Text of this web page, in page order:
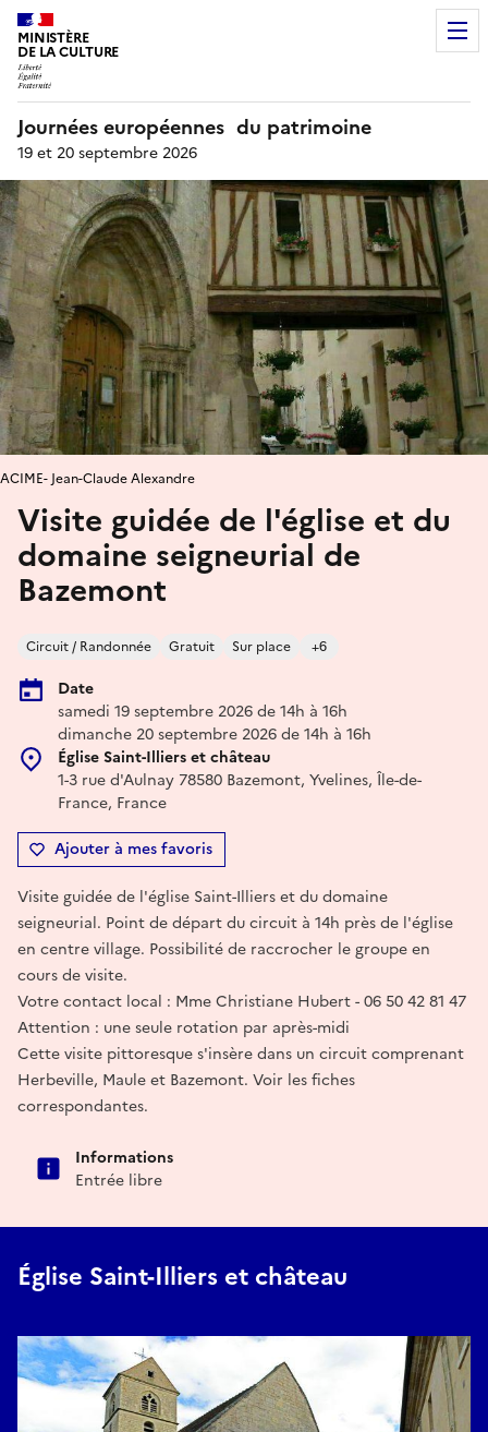
MINISTÈRE
DE LA CULTURE
Journées européennes du patrimoine
19 et 20 septembre 2026
Visite guidée de l'église et du
domaine seigneurial de
Bazemont
Circuit / Randonnée Gratuit Sur place +6
Date
samedi 19 septembre 2026 de 14h à 16h
dimanche 20 septembre 2026 de 14h à 16h
Église Saint-Illiers et château
1-3 rue d'Aulnay 78580 Bazemont, Yvelines, Île-de-
France, France
Ajouter à mes favoris
ACIME- Jean-Claude Alexandre
Visite guidée de l'église Saint-Illiers et du domaine
seigneurial. Point de départ du circuit à 14h près de l'église
en centre village. Possibilité de raccrocher le groupe en
cours de visite.
Votre contact local : Mme Christiane Hubert - 06 50 42 81 47
Attention : une seule rotation par après-midi
Cette visite pittoresque s'insère dans un circuit comprenant
Herbeville, Maule et Bazemont. Voir les fiches
correspondantes.
Informations
Entrée libre
Église Saint-Illiers et château